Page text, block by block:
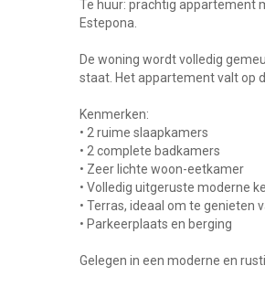
Te huur: prachtig appartement
Estepona.
De woning wordt volledig
staat. Het appartement valt op
Kenmerken:
• 2 ruime slaapkamers
• 2 complete badkamers
• Zeer lichte woon-eetkamer
• Volledig uitgeruste moderne
• Terras, ideaal om te genieten
• Parkeerplaats en berging
Gelegen in een moderne en